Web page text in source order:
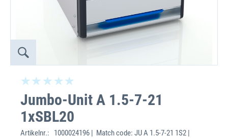
Jumbo-Unit A 1.5-7-21
1xSBL20
Artikelnr.:
1000024196 | Match code: JU A 1.5-7-21 1S2 |